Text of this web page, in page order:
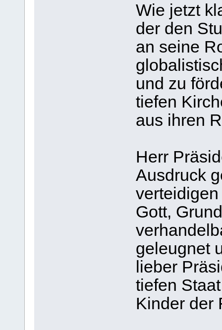
Wie jetzt
der den
an seine
und zu
tiefen
aus ihren
Herr
Ausdruck
Gott,
geleugnet
lieber
tiefen
Kinder der